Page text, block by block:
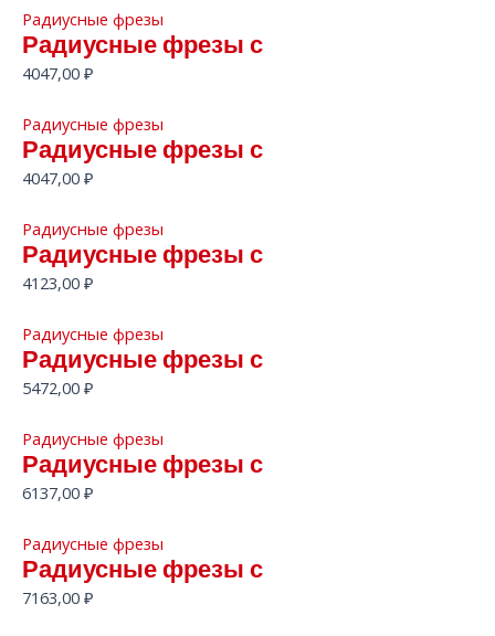
Радиусные фрезы
Радиусные фрезы с
4047,00 ₽
Радиусные фрезы
Радиусные фрезы с
4047,00 ₽
Радиусные фрезы
Радиусные фрезы с
4123,00 ₽
Радиусные фрезы
Радиусные фрезы с
5472,00 ₽
Радиусные фрезы
Радиусные фрезы с
6137,00 ₽
Радиусные фрезы
Радиусные фрезы с
7163,00 ₽